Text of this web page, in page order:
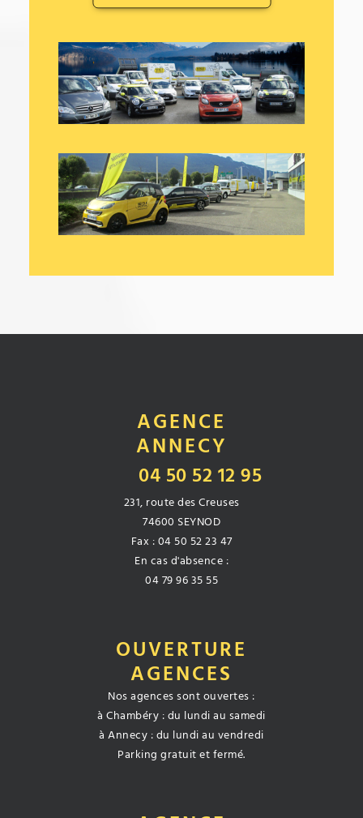
AGENCE
ANNECY
04 50 52 12 95
231, route des Creuses
74600 SEYNOD
Fax : 04 50 52 23 47
En cas d'absence :
04 79 96 35 55
OUVERTURE
AGENCES
Nos agences sont ouvertes :
à Chambéry : du lundi au samedi
à Annecy : du lundi au vendredi
Parking gratuit et fermé.